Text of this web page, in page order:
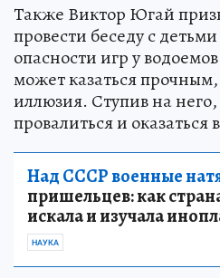
Также Виктор Югай
провести беседу с
опасности игр у
может казаться
иллюзия. Ступив на
провалиться и оказаться
Над СССР военные
пришельцев: как
искала и изучала
НАУКА